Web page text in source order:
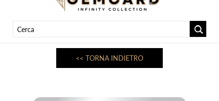
<< TORNA INDIETRO